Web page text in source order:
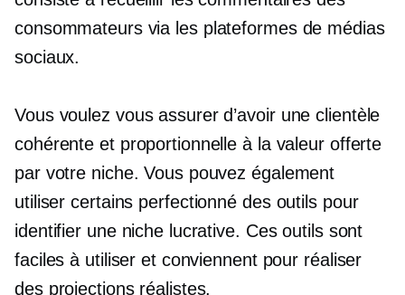
consommateurs via les plateformes de médias
sociaux.
Vous voulez vous assurer d’avoir une clientèle
cohérente et proportionnelle à la valeur offerte
par votre niche. Vous pouvez également
utiliser certains perfectionné des outils pour
identifier une niche lucrative. Ces outils sont
faciles à utiliser et conviennent pour réaliser
des projections réalistes.